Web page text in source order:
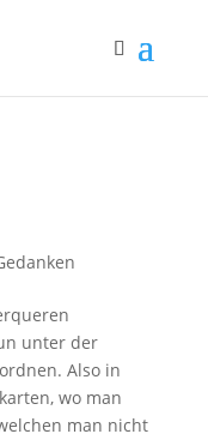
unter der
Also in
wo man
man nicht